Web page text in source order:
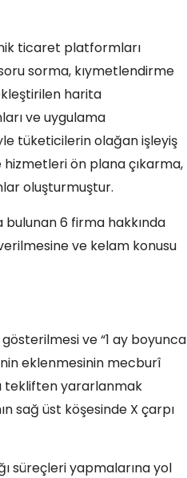
ticaret platformları
sorma, kıymetlendirme
harita
ve uygulama
tüketicilerin olağan işleyiş
ön plana çıkarma,
oluşturmuştur.
bulunan 6 firma hakkında
ve kelam konusu
ve “1 ay boyunca
eklenmesinin mecburî
tekliften yararlanmak
sağ üst köşesinde X çarpı
süreçleri yapmalarına yol